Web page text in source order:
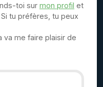
toi sur mon profil et
tu préfères, tu peux
va me faire plaisir de